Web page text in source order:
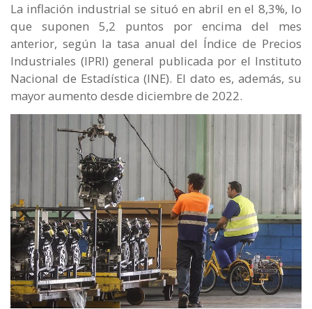
La inflación industrial se situó en abril en el 8,3%, lo
que suponen 5,2 puntos por encima del mes
anterior, según la tasa anual del Índice de Precios
Industriales (IPRI) general publicada por el Instituto
Nacional de Estadística (INE). El dato es, además, su
mayor aumento desde diciembre de 2022.